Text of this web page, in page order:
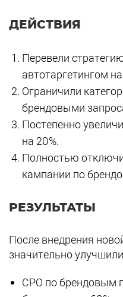
ДЕЙСТВИЯ
Перевели
автотаргетингом
Ограничили
брендовыми
Постепенно
на 20%.
Полностью
кампании по
РЕЗУЛЬТАТЫ
После внедрения
значительно
CPO по брендовым